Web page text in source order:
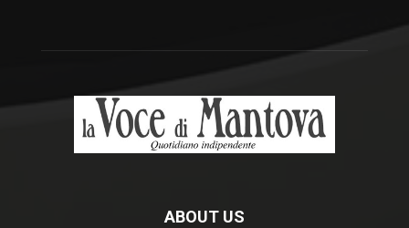
ABOUT US